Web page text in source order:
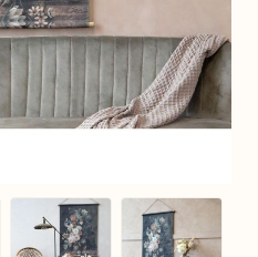
image
View larger image
View